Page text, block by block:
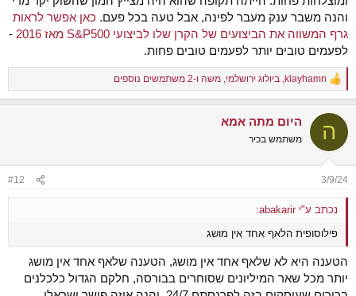
והנה משבר ענק מעבר לפינה, אבל טעה בכל פעם. כאן אפשר לראות
גרף המשווה את הביצועים של הקרן שלו לביצועי S&P500 מאז 2016
-
לפעמים טובים יותר לפעמים טובים פחות.
R
e
c
i
s
:
klayhamn ביולוג ירושלמי משה ו-2 משתמשים נוספים
ה היום מתה אמא
משתמש בכיר
3/9/24
#12
נכתב ע"י abakarir:
פילוסופית הלאף אחד אין מושג
הטענה היא לא שלאף אחד אין מושג, הטענה שלאף אחד אין מושג
יותר מכל שאר המיליונים שסוחרים בבורסה, חלקם הגדול כלכלנים